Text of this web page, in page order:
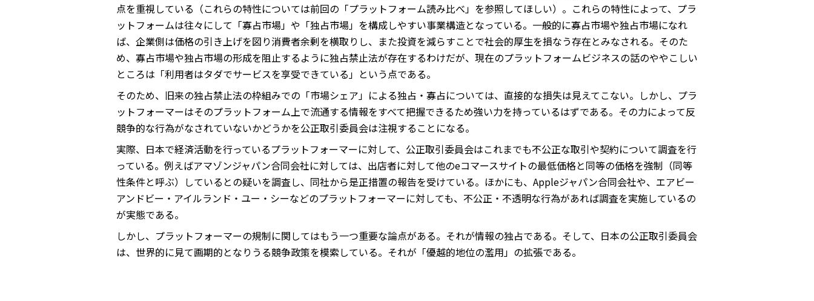
点を重視している（これらの特性については前回の「プラットフォーム読み比べ」を参照してほしい）。これらの特性によって、プラ
ットフォームは往々にして「寡占市場」や「独占市場」を構成しやすい事業構造となっている。一般的に寡占市場や独占市場になれ
ば、企業側は価格の引き上げを図り消費者余剰を横取りし、また投資を減らすことで社会的厚生を損なう存在とみなされる。そのた
め、寡占市場や独占市場の形成を阻止するように独占禁止法が存在するわけだが、現在のプラットフォームビジネスの話のややこしい
ところは「利用者はタダでサービスを享受できている」という点である。
そのため、旧来の独占禁止法の枠組みでの「市場シェア」による独占・寡占については、直接的な損失は見えてこない。しかし、プラ
ットフォーマーはそのプラットフォーム上で流通する情報をすべて把握できるため強い力を持っているはずである。その力によって反
競争的な行為がなされていないかどうかを公正取引委員会は注視することになる。
実際、日本で経済活動を行っているプラットフォーマーに対して、公正取引委員会はこれまでも不公正な取引や契約について調査を行
っている。例えばアマゾンジャパン合同会社に対しては、出店者に対して他のeコマースサイトの最低価格と同等の価格を強制（同等
性条件と呼ぶ）しているとの疑いを調査し、同社から是正措置の報告を受けている。ほかにも、Appleジャパン合同会社や、エアビー
アンドビー・アイルランド・ユー・シーなどのプラットフォーマーに対しても、不公正・不透明な行為があれば調査を実施しているの
が実態である。
しかし、プラットフォーマーの規制に関してはもう一つ重要な論点がある。それが情報の独占である。そして、日本の公正取引委員会
は、世界的に見て画期的となりうる競争政策を模索している。それが「優越的地位の濫用」の拡張である。